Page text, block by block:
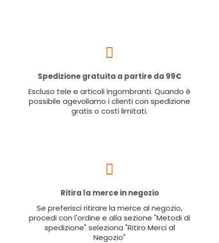
Spedizione gratuita a partire da 99€
Escluso tele e articoli ingombranti. Quando è
possibile agevoliamo i clienti con spedizione
gratis o costi limitati.
Ritira la merce in negozio
Se preferisci ritirare la merce al negozio,
procedi con l'ordine e alla sezione "Metodi di
spedizione" seleziona "Ritiro Merci al
Negozio"